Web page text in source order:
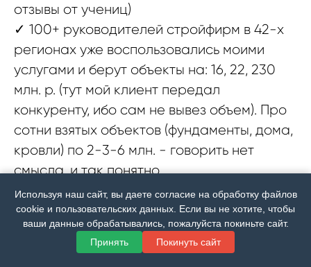
отзывы от учениц)
✓ 100+ руководителей стройфирм в 42-х
регионах уже воспользовались моими
услугами и берут объекты на: 16, 22, 230
млн. р. (тут мой клиент передал
конкуренту, ибо сам не вывез объем). Про
сотни взятых объектов (фундаменты, дома,
кровли) по 2-3-6 млн. - говорить нет
смысла, и так понятно.
✓ По-настоящему горжусь тем, что
получается делать серьезные обороты
своим клиентам
Используя наш сайт, вы даете согласие на обработку файлов
cookie и пользовательских данных. Если вы не хотите, чтобы
ваши данные обрабатывались, пожалуйста покиньте сайт.
Принять
Покинуть сайт